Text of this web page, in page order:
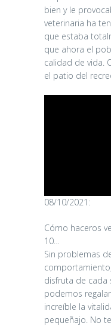
bien y le
veterinaria ha
que estaba
que ahora el
calidad de vida.
el patio del
08/10/2021:
Cómo haceros
10…
Sin problemas
disfruta de cada
podemos
increíble la
pequeñajo. No